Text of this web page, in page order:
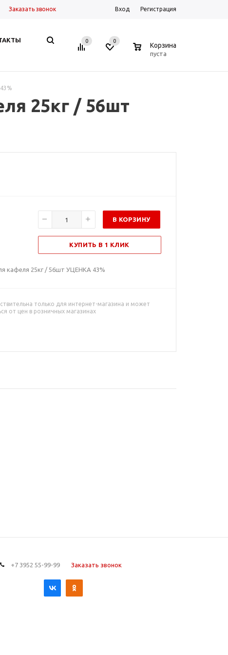
Заказать звонок Вход Регистрация
0 0
Корзина
пуста
25кг / 56шт
В КОРЗИНУ
КУПИТЬ В 1 КЛИК
кафеля 25кг / 56шт УЦЕНКА 43%
только для интернет-магазина и может
от цен в розничных магазинах
+7 3952 55-99-99 Заказать звонок